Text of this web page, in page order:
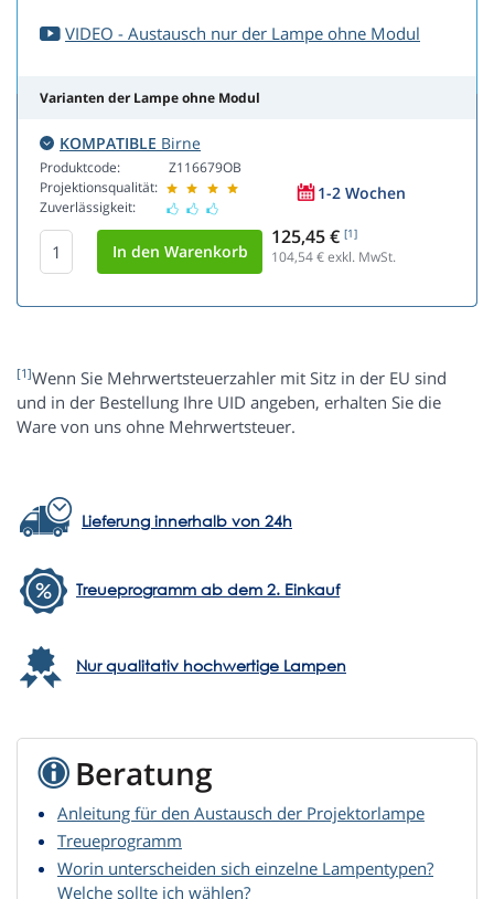
VIDEO - Austausch nur der Lampe ohne Modul
Varianten der Lampe ohne Modul
KOMPATIBLE Birne
Produktcode:
Projektionsqualität:
Zuverlässigkeit:
Z116679OB
1-2 Wochen
125,45 € [1]
104,54€ exkl. MwSt.
[1]Wenn Sie Mehrwertsteuerzahler mit Sitz in der EU sind
und in der Bestellung Ihre UID angeben, erhalten Sie die
Ware von uns ohne Mehrwertsteuer.
Lieferung innerhalb von 24h
Treueprogramm ab dem 2. Einkauf
Nur qualitativ hochwertige Lampen
Beratung
Anleitung für den Austausch der Projektorlampe
Treueprogramm
Worin unterscheiden sich einzelne Lampentypen?
Welche sollte ich wählen?